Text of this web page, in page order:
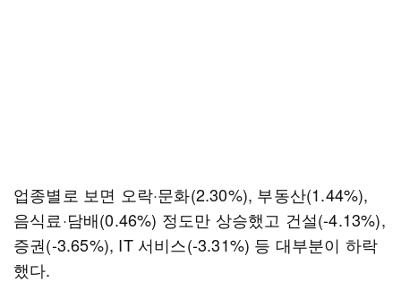
업종별로 보면 오락·문화(2.30%), 부동산(1.44%),
음식료·담배(0.46%) 정도만 상승했고 건설(-4.13%),
증권(-3.65%), IT 서비스(-3.31%) 등 대부분이 하락
했다.